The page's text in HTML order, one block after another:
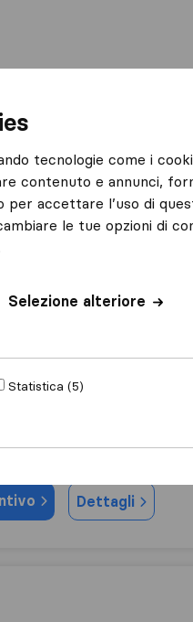
Dettagli
Trasporti
tecnologie come i
contenuto e annunci,
accettare l’uso di
le tue opzioni di
Selezione alteriore
Statistica (5)